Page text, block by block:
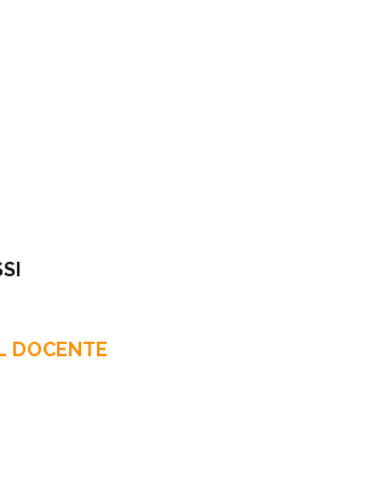
DOCENTE